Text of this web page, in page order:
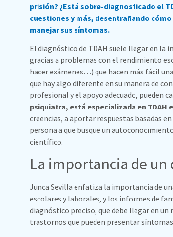
prisión? ¿Está sobre-diagnosticado el
cuestiones y más, desentrañando
manejar sus síntomas.
El diagnóstico de TDAH suele llegar en la
gracias a problemas con el rendimiento
hacer exámenes…) que hacen más fácil
que hay algo diferente en su manera de
profesional y el apoyo adecuado, pueden
psiquiatra, está especializada en TDAH
creencias, a aportar respuestas basadas
persona a que busque un
científico.
La importancia de
Junca Sevilla enfatiza la importancia de
escolares y laborales, y los informes de
diagnóstico preciso, que debe llegar en
trastornos que pueden presentar